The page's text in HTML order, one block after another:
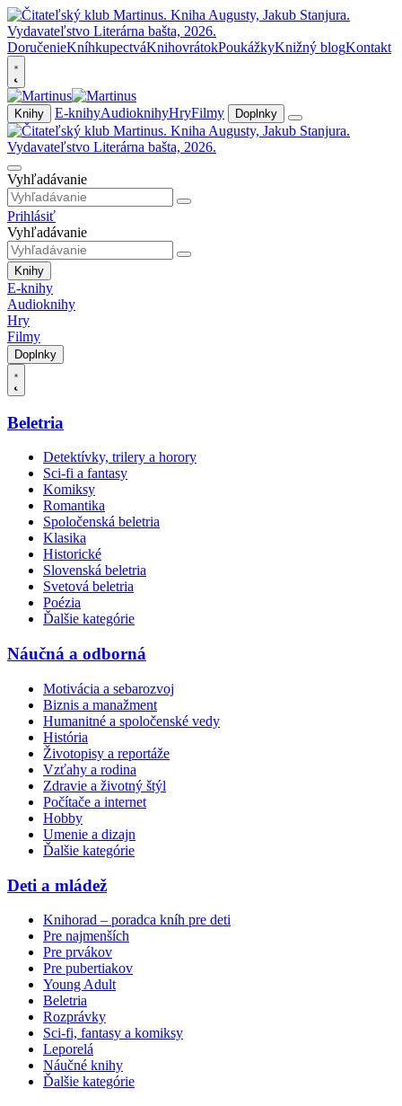
DoručenieKníhkupectváKnihovrátokPoukážkyKnižný blogKontakt
Knihy E-knihyAudioknihyHryFilmy Doplnky
Vyhľadávanie
Prihlásiť
Vyhľadávanie
Knihy
E-knihy
Audioknihy
Hry
Filmy
Doplnky
Beletria
Detektívky, trilery a horory
Sci-fi a fantasy
Komiksy
Romantika
Spoločenská beletria
Klasika
Historické
Slovenská beletria
Svetová beletria
Poézia
Ďalšie kategórie
Náučná a odborná
Motivácia a sebarozvoj
Biznis a manažment
Humanitné a spoločenské vedy
História
Životopisy a reportáže
Vzťahy a rodina
Zdravie a životný štýl
Počítače a internet
Hobby
Umenie a dizajn
Ďalšie kategórie
Deti a mládež
Knihorad – poradca kníh pre deti
Pre najmenších
Pre prvákov
Pre pubertiakov
Young Adult
Beletria
Rozprávky
Sci-fi, fantasy a komiksy
Leporelá
Náučné knihy
Ďalšie kategórie